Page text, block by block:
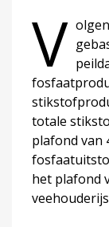
V
totale
plafond van
het plafond